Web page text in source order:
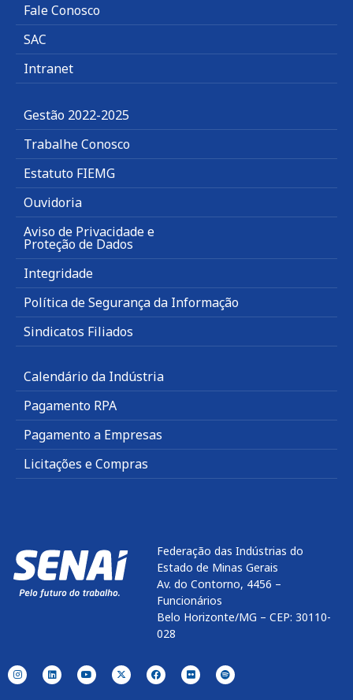
Fale Conosco
SAC
Intranet
Gestão 2022-2025
Trabalhe Conosco
Estatuto FIEMG
Ouvidoria
Aviso de Privacidade e
Proteção de Dados
Integridade
Política de Segurança da Informação
Sindicatos Filiados
Calendário da Indústria
Pagamento RPA
Pagamento a Empresas
Licitações e Compras
Federação das Indústrias do
Estado de Minas Gerais
Av. do Contorno, 4456 –
Funcionários
Belo Horizonte/MG – CEP: 30110-
028